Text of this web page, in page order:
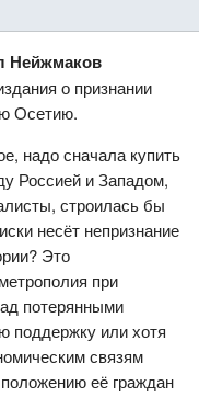
Нейжмаков
о признании
Осетию.
надо сначала купить
Россией и Западом,
строилась бы
несёт непризнание
Это
при
потерянными
поддержку или хотя
связям
положению её граждан